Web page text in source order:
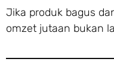
Jika produk bagus
omzet jutaan bukan